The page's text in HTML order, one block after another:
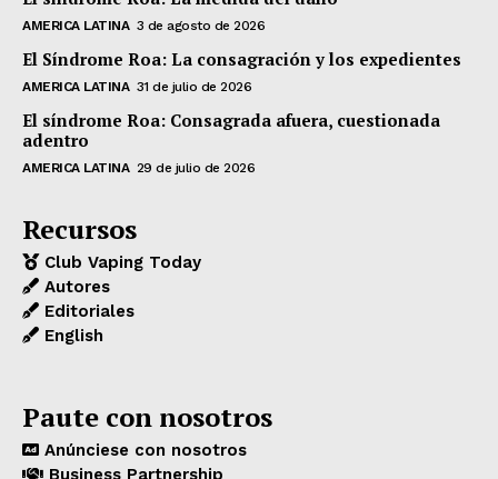
AMERICA LATINA 3 de agosto de 2026
El Síndrome Roa: La consagración y los expedientes
AMERICA LATINA 31 de julio de 2026
El síndrome Roa: Consagrada afuera, cuestionada
adentro
AMERICA LATINA 29 de julio de 2026
Recursos
Club Vaping Today
Autores
Editoriales
English
Paute con nosotros
Anúnciese con nosotros
Business Partnership